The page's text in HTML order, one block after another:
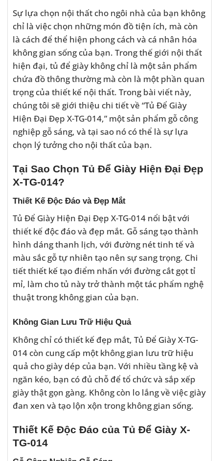
Sự lựa chọn nội thất cho ngôi nhà của bạn không
chỉ là việc chọn những món đồ tiện ích, mà còn
là cách để thể hiện phong cách và cá nhân hóa
không gian sống của bạn. Trong thế giới nội thất
hiện đại, tủ để giày không chỉ là một sản phẩm
chứa đồ thông thường mà còn là một phần quan
trọng của thiết kế nội thất. Trong bài viết này,
chúng tôi sẽ giới thiệu chi tiết về “Tủ Để Giày
Hiện Đại Đẹp X-TG-014,” một sản phẩm gỗ công
nghiệp gỗ sáng, và tại sao nó có thể là sự lựa
chọn lý tưởng cho nội thất của bạn.
Tại Sao Chọn Tủ Để Giày Hiện Đại Đẹp
X-TG-014?
Thiết Kế Độc Đáo và Đẹp Mắt
Tủ Để Giày Hiện Đại Đẹp X-TG-014 nổi bật với
thiết kế độc đáo và đẹp mắt. Gỗ sáng tạo thành
hình dáng thanh lịch, với đường nét tinh tế và
màu sắc gỗ tự nhiên tạo nên sự sang trọng. Chi
tiết thiết kế tạo điểm nhấn với đường cắt gọt tỉ
mỉ, làm cho tủ này trở thành một tác phẩm nghệ
thuật trong không gian của bạn.
Không Gian Lưu Trữ Hiệu Quả
Không chỉ có thiết kế đẹp mắt, Tủ Để Giày X-TG-
014 còn cung cấp một không gian lưu trữ hiệu
quả cho giày dép của bạn. Với nhiều tầng kệ và
ngăn kéo, bạn có đủ chỗ để tổ chức và sắp xếp
giày thật gọn gàng. Không còn lo lắng về việc giày
đan xen và tạo lộn xộn trong không gian sống.
Thiết Kế Độc Đáo của Tủ Để Giày X-
TG-014